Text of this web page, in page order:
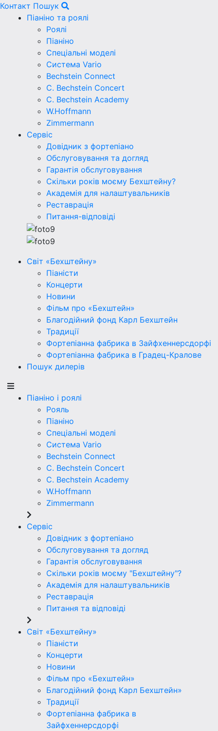
Контакт Пошук
Піаніно та роялі
Роялі
Піаніно
Спеціальні моделі
Система Vario
Bechstein Connect
C. Bechstein Concert
C. Bechstein Academy
W.Hoffmann
Zimmermann
Сервіс
Довідник з фортепіано
Обслуговування та догляд
Гарантія обслуговування
Скільки років моєму Бехштейну?
Академія для налаштувальників
Реставрація
Питання-відповіді
Світ «Бехштейну»
Піаністи
Концерти
Новини
Фільм про «Бехштейн»
Благодійний фонд Карл Бехштейн
Традиції
Фортепіанна фабрика в Зайфхеннерсдорфi
Фортепіанна фабрика в Градец-Кралове
Пошук дилерів
Піаніно і роялі
Рояль
Піаніно
Спеціальні моделі
Система Vario
Bechstein Connect
C. Bechstein Concert
C. Bechstein Academy
W.Hoffmann
Zimmermann
Сервіс
Довідник з фортепіано
Обслуговування та догляд
Гарантія обслуговування
Скільки років моєму "Бехштейну"?
Академія для налаштувальників
Реставрація
Питання та відповіді
Світ «Бехштейну»
Піаністи
Концерти
Новини
Фільм про «Бехштейн»
Благодійний фонд Карл Бехштейн»
Традиції
Фортепіанна фабрика в
Зайфхеннерсдорфi